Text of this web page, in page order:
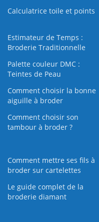
Calculatrice toile et points
Estimateur de Temps :
Broderie Traditionnelle
Palette couleur DMC :
Teintes de Peau
Comment choisir la bonne
aiguille à broder
Comment choisir son
tambour à broder ?
Comment mettre ses fils à
broder sur cartelettes
Le guide complet de la
broderie diamant